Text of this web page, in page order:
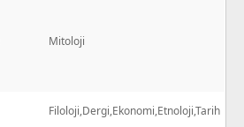
Mitoloji
Filoloji,Dergi,Ekonomi,Etnoloji,Tarih